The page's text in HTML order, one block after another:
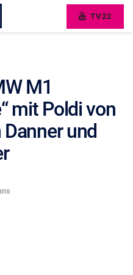
TV22
M1
mit Poldi von
und